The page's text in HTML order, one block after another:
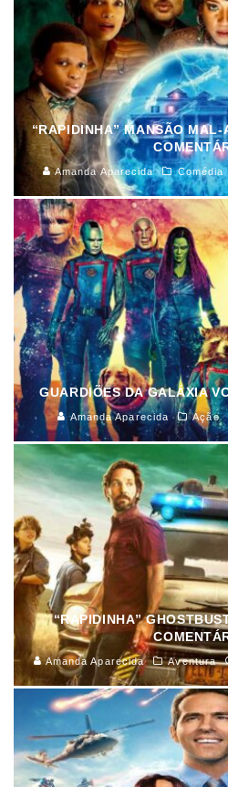
“RAPIDINHA” MANSÃO
Amanda Aparecida Comédia
GUARDIÕES DA GALÁXIA
Amanda Aparecida Ação
“RAPIDINHA”
Amanda Aparecida Aventura